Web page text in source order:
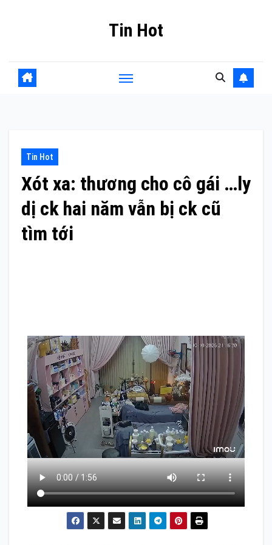
Tin Hot
Tin Hot
Xót xa: thương cho cô gái …ly
dị ck hai năm vẫn bị ck cũ
tìm tới